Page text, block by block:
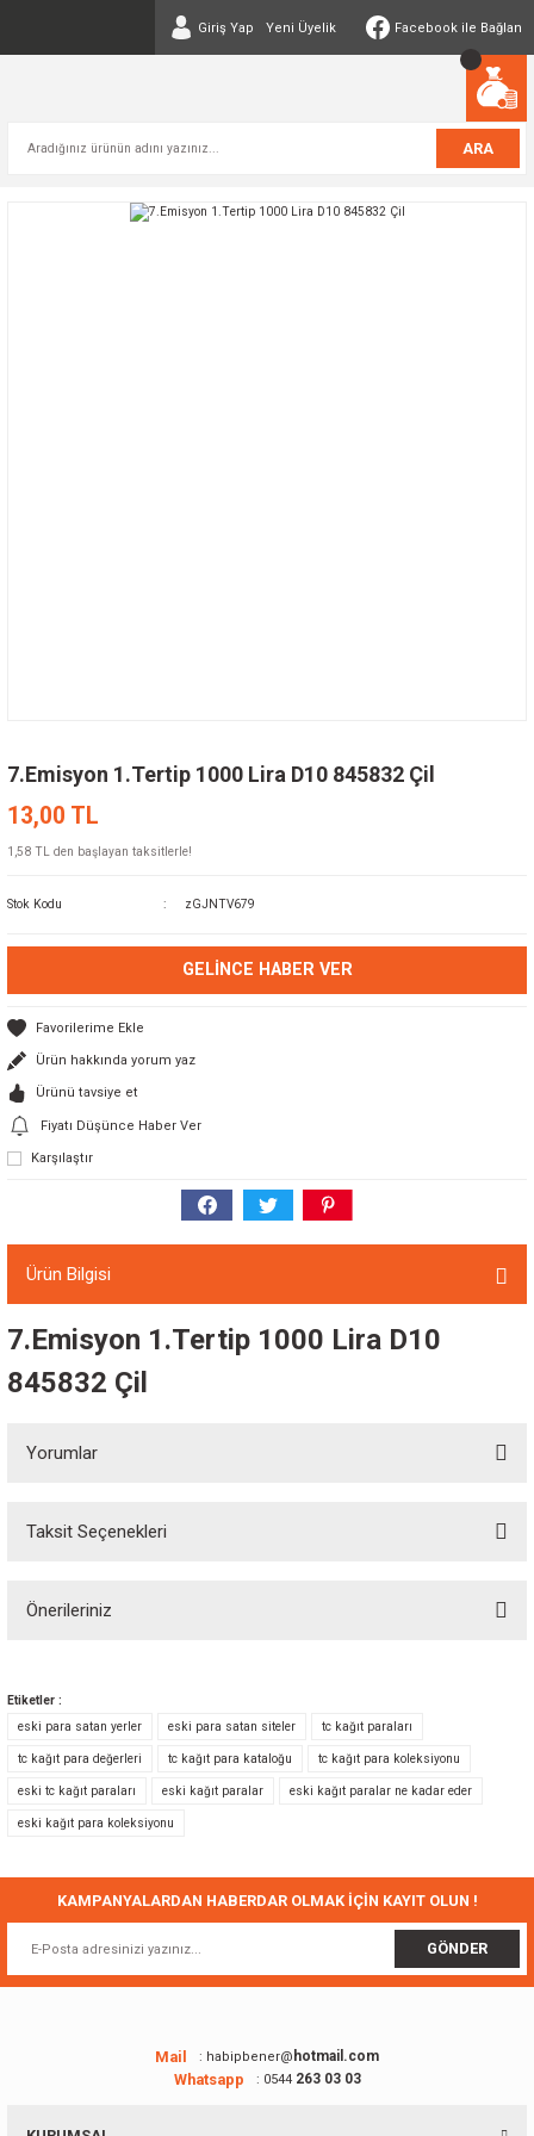
Giriş Yap Yeni Üyelik Facebook ile Bağlan
ARA
7.Emisyon 1.Tertip 1000 Lira D10 845832 Çil
13,00 TL
1,58 TL den başlayan taksitlerle!
Stok Kodu zGJNTV679
GELINCE HABER VER
Ürün hakkında yorum yaz
Ürünü tavsiye et
Fiyatı Düşünce Haber Ver
Karşılaştır
Ürün Bilgisi
7.Emisyon 1.Tertip 1000 Lira D10
845832 Çil
Yorumlar
Taksit Seçenekleri
Önerileriniz
Görüş ve önerileriniz için teşekkür ederiz.
Ürün resmi kalitesiz, bozuk veya görüntülenemiyor.
Ürün açıklamasında eksik bilgiler bulunuyor.
Ürün fiyatı diğer sitelerden daha pahalı.
Bu ürüne benzer farklı alternatifler olmalı.
Gönder
Etiketler :
eski para satan yerler
eski para satan siteler tc kağıt paraları
tc kağıt para değerleri tc kağıt para kataloğu tc kağıt para koleksiyonu
eski tc kağıt paraları eski kağıt paralar eski kağıt paralar ne kadar eder
eski kağıt para koleksiyonu
KAMPANYALARDAN HABERDAR OLMAK İÇİN KAYIT OLUN !
GÖNDER
Mail : habipbener@ hotmail.com
Whatsapp : 0544263 03 03